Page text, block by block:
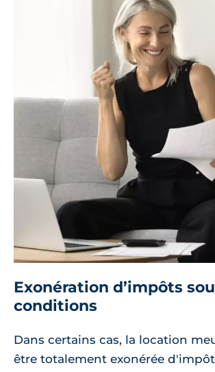
Exonération d’impôts
conditions
Dans certains cas, la location
être totalement exonérée